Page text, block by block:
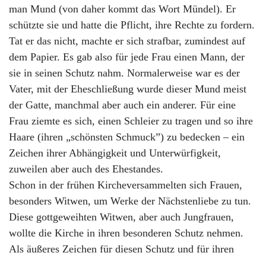
man Mund (von daher kommt das Wort Mündel). Er
schützte sie und hatte die Pflicht, ihre Rechte zu fordern.
Tat er das nicht, machte er sich strafbar, zumindest auf
dem Papier. Es gab also für jede Frau einen Mann, der
sie in seinen Schutz nahm. Normalerweise war es der
Vater, mit der Eheschließung wurde dieser Mund meist
der Gatte, manchmal aber auch ein anderer. Für eine
Frau ziemte es sich, einen Schleier zu tragen und so ihre
Haare (ihren „schönsten Schmuck”) zu bedecken – ein
Zeichen ihrer Abhängigkeit und Unterwürfigkeit,
zuweilen aber auch des Ehestandes.
Schon in der frühen Kircheversammelten sich Frauen,
besonders Witwen, um Werke der Nächstenliebe zu tun.
Diese gottgeweihten Witwen, aber auch Jungfrauen,
wollte die Kirche in ihren besonderen Schutz nehmen.
Als äußeres Zeichen für diesen Schutz und für ihren